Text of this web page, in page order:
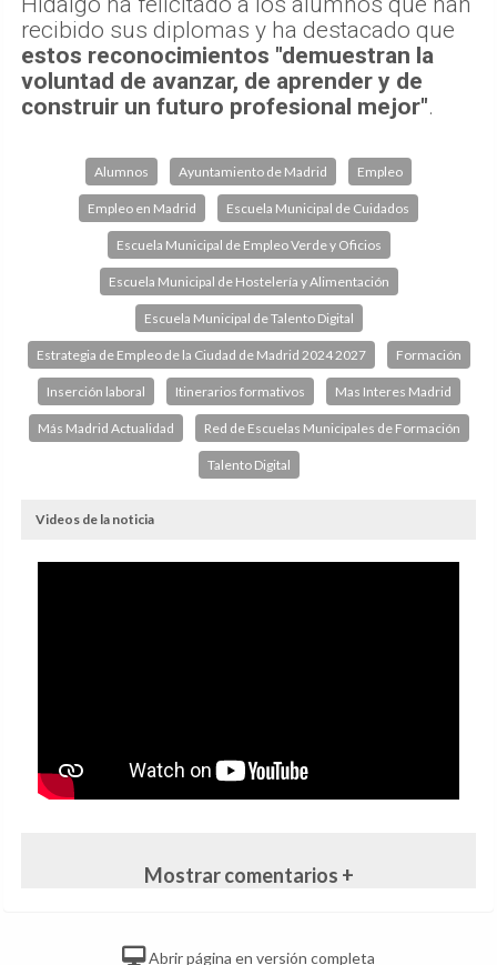
recibido sus diplomas y ha destacado que
estos reconocimientos "demuestran la
voluntad de avanzar, de aprender y de
construir un futuro profesional mejor".
Alumnos Ayuntamiento de Madrid Empleo
Empleo en Madrid Escuela Municipal de Cuidados
Escuela Municipal de Empleo Verde y Oficios
Escuela Municipal de Hostelería y Alimentación
Escuela Municipal de Talento Digital
Estrategia de Empleo de la Ciudad de Madrid 2024 2027 Formación
Inserción laboral Itinerarios formativos Mas Interes Madrid
Más Madrid Actualidad Red de Escuelas Municipales de Formación
Talento Digital
Videos de la noticia
Mostrar comentarios +
Abrir página en versión completa